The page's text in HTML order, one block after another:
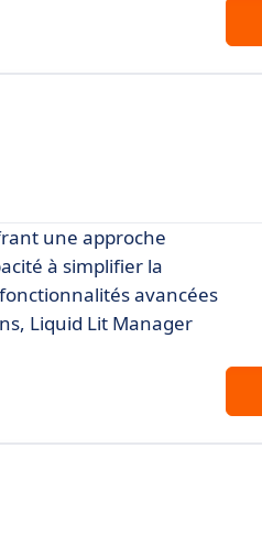
une approche
à simplifier la
avancées
Liquid Lit Manager